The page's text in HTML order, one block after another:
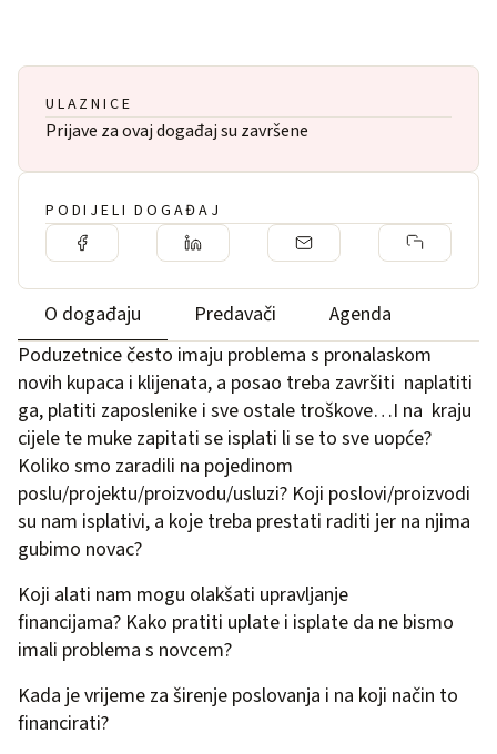
ULAZNICE
Prijave za ovaj događaj su završene
PODIJELI DOGAĐAJ
O događaju Predavači
Agenda
Poduzetnice često imaju problema s pronalaskom
novih kupaca i klijenata, a posao treba završiti naplatiti
ga, platiti zaposlenike i sve ostale troškove…I na kraju
cijele te muke zapitati se isplati li se to sve uopće?
Koliko smo zaradili na pojedinom
poslu/projektu/proizvodu/usluzi? Koji poslovi/proizvodi
su nam isplativi, a koje treba prestati raditi jer na njima
gubimo novac?
Koji alati nam mogu olakšati upravljanje
financijama? Kako pratiti uplate i isplate da ne bismo
imali problema s novcem?
Kada je vrijeme za širenje poslovanja i na koji način to
financirati?